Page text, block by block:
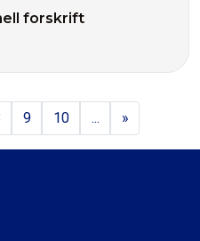
forskrift
9 10 ... »